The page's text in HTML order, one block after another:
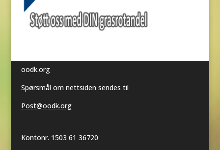
oodk.org
Spørsmål om nettsiden sendes til
Post@oodk.org
Kontonr. 1503 61 36720